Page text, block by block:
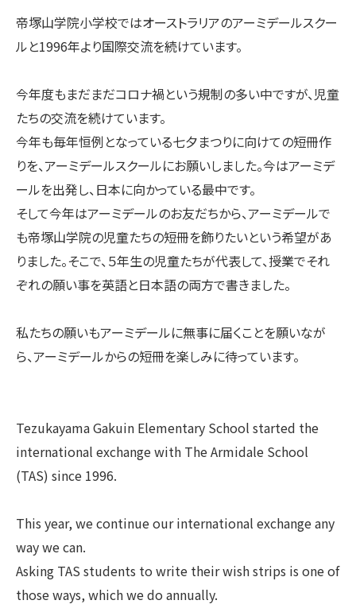
帝塚山学院小学校ではオーストラリアのアーミデールスクー
ルと1996年より国際交流を続けています。
今年度もまだまだコロナ禍という規制の多い中ですが、児童
たちの交流を続けています。
今年も毎年恒例となっている七夕まつりに向けての短冊作
りを、アーミデールスクールにお願いしました。今はアーミデ
ールを出発し、日本に向かっている最中です。
そして今年はアーミデールのお友だちから、アーミデールで
も帝塚山学院の児童たちの短冊を飾りたいという希望があ
りました。そこで、５年生の児童たちが代表して、授業でそれ
ぞれの願い事を英語と日本語の両方で書きました。
私たちの願いもアーミデールに無事に届くことを願いなが
ら、アーミデールからの短冊を楽しみに待っています。
Tezukayama Gakuin Elementary School started the
international exchange with The Armidale School
(TAS) since 1996.
This year, we continue our international exchange any
way we can.
Asking TAS students to write their wish strips is one of
those ways, which we do annually.